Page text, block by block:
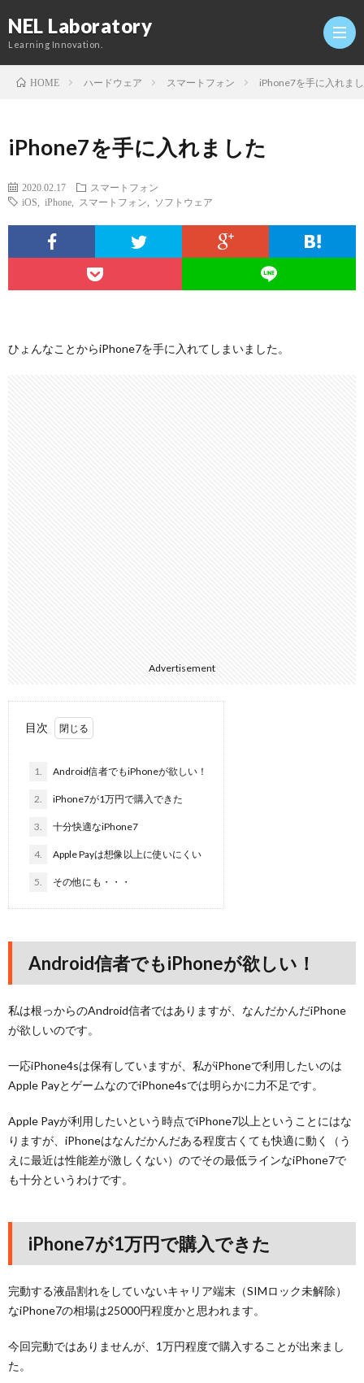
NEL Laboratory
Learning Innovation.
HOME ハードウェア スマートフォン iPhone7を手に入れま
iPhone7を手に入れました
2020.02.17
スマートフォン
iOS
iPhone スマートフォン ソフトウェア
ひょんなことからiPhone7を手に入れてしまいました。
Advertisement
目次
1. Android信者でもiPhoneが欲しい！
2. iPhone7が1万円で購入できた
3. 十分快適なiPhone7
4. Apple Payは想像以上に使いにくい
5. その他にも・・・
Android信者でもiPhoneが欲しい！
私は根っからのAndroid信者ではありますが、なんだかんだiPhone
が欲しいのです。
一応iPhone4sは保有していますが、私がiPhoneで利用したいのは
Apple PayとゲームなのでiPhone4sでは明らかに力不足です。
Apple Payが利用したいという時点でiPhone7以上ということにはな
りますが、iPhoneはなんだかんだある程度古くても快適に動く（う
えに最近は性能差が激しくない）のでその最低ラインなiPhone7で
も十分というわけです。
iPhone7が1万円で購入できた
完動する液晶割れをしていないキャリア端末（SIMロック未解除）
なiPhone7の相場は25000円程度かと思われます。
今回完動ではありませんが、1万円程度で購入することが出来まし
た。